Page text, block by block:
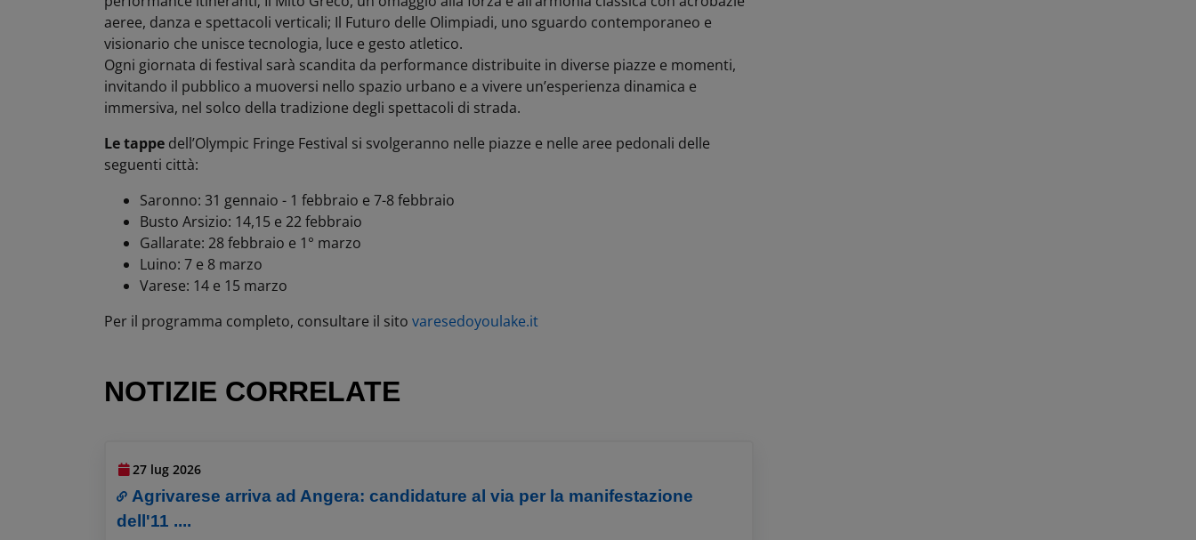
aeree, danza e spettacoli verticali; Il Futuro delle Olimpiadi, uno sguardo contemporaneo e
visionario che unisce tecnologia, luce e gesto atletico.
Ogni giornata di festival sarà scandita da performance distribuite in diverse piazze e momenti,
invitando il pubblico a muoversi nello spazio urbano e a vivere un’esperienza dinamica e
immersiva, nel solco della tradizione degli spettacoli di strada.
Le tappe dell’Olympic Fringe Festival si svolgeranno nelle piazze e nelle aree pedonali delle
seguenti città:
Saronno: 31 gennaio - 1 febbraio e 7-8 febbraio
Busto Arsizio: 14,15 e 22 febbraio
Gallarate: 28 febbraio e 1° marzo
Luino: 7 e 8 marzo
Varese: 14 e 15 marzo
Per il programma completo, consultare il sito varesedoyoulake.it
NOTIZIE CORRELATE
27 lug 2026
Agrivarese arriva ad Angera: candidature al via per la manifestazione
dell'11 ....